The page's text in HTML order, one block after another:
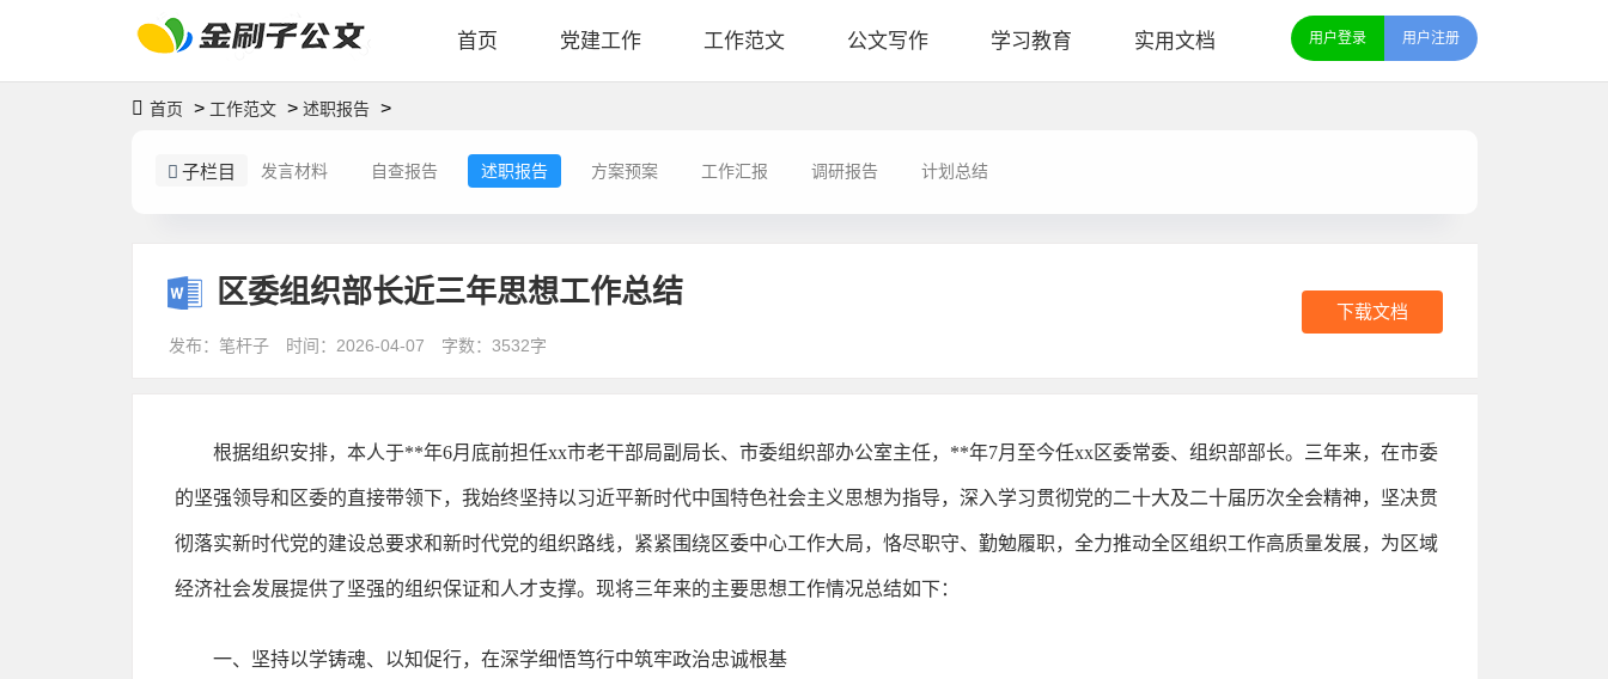
首页 党建工作 工作范文 公文写作 学习教育 实用文档 用户登录 用户注册
首页 > 工作范文 > 述职报告 >
子栏目 发言材料 自查报告 述职报告 方案预案 工作汇报 调研报告 计划总结
区委组织部长近三年思想工作总结
发布：笔杆子 时间：2026-04-07 字数：3532字
下载文档
根据组织安排，本人于**年6月底前担任xx市老干部局副局长、市委组织部办公室主任，**年7月至今任xx区委常委、组织部部长。三年来，在市委
的坚强领导和区委的直接带领下，我始终坚持以习近平新时代中国特色社会主义思想为指导，深入学习贯彻党的二十大及二十届历次全会精神，坚决贯
彻落实新时代党的建设总要求和新时代党的组织路线，紧紧围绕区委中心工作大局，恪尽职守、勤勉履职，全力推动全区组织工作高质量发展，为区域
经济社会发展提供了坚强的组织保证和人才支撑。现将三年来的主要思想工作情况总结如下：
一、坚持以学铸魂、以知促行，在深学细悟笃行中筑牢政治忠诚根基